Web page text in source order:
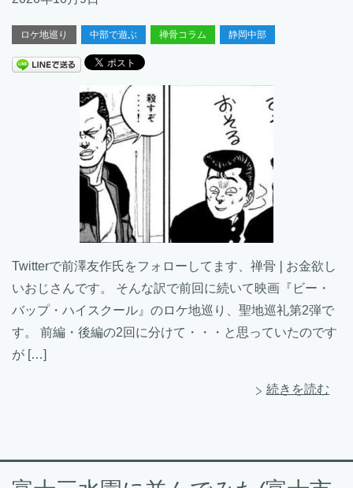
ロケ地巡り 中部で遊ぶ 禅骨コラム 静岡中部
Twitterで前澤友作氏をフォローしてます、禅骨❘お金欲し
いおじさんです。 そんな訳で前回に続いて映画『ビー・
バップ・ハイスクール』のロケ地巡り、聖地巡礼第2弾で
す。 前編・後編の2回に分けて・・・と思っていたのです
が […]
続きを読む